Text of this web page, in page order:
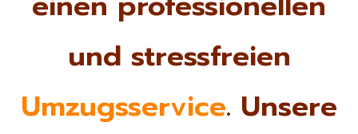
und stressfreien
Umzugsservice. Unsere